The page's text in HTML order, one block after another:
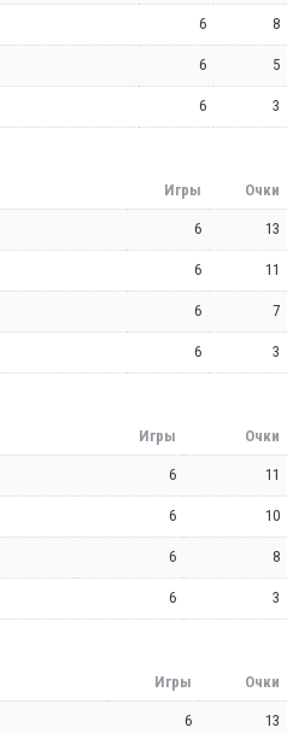
6 8
6 5
6 3
Игры Очки
6 13
6 11
6 7
6 3
Игры Очки
6 11
6 10
6 8
6 3
Игры Очки
6 13